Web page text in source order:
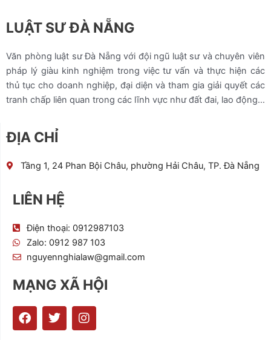
LUẬT SƯ ĐÀ NẴNG
Văn phòng luật sư Đà Nẵng với đội ngũ luật sư và chuyên viên
pháp lý giàu kinh nghiệm trong việc tư vấn và thực hiện các
thủ tục cho doanh nghiệp, đại diện và tham gia giải quyết các
tranh chấp liên quan trong các lĩnh vực như đất đai, lao động…
ĐỊA CHỈ
Tầng 1, 24 Phan Bội Châu, phường Hải Châu, TP. Đà Nẵng
LIÊN HỆ
Điện thoại: 0912987103
Zalo: 0912 987 103
nguyennghialaw@gmail.com
MẠNG XÃ HỘI
F
a
T
w
I
n